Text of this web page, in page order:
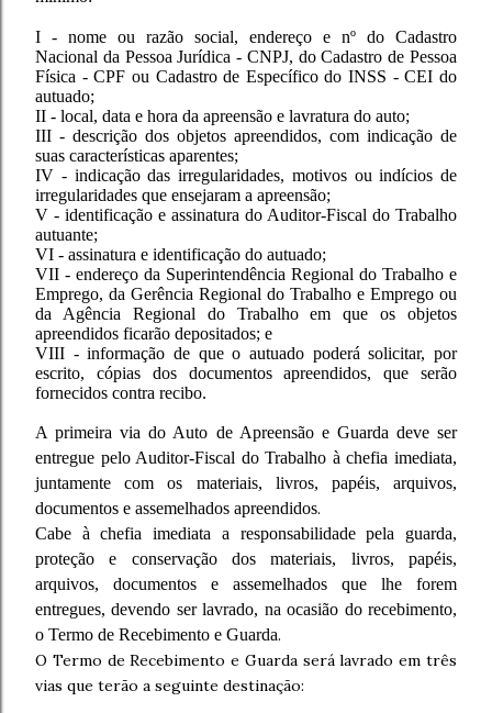
I - nome ou razão social, endereço e nº do Cadastro
Nacional da Pessoa Jurídica - CNPJ, do Cadastro de Pessoa
Física - CPF ou Cadastro de Específico do INSS - CEI do
autuado;
II - local, data e hora da apreensão e lavratura do auto;
III - descrição dos objetos apreendidos, com indicação de
suas características aparentes;
IV - indicação das irregularidades, motivos ou indícios de
irregularidades que ensejaram a apreensão;
V - identificação e assinatura do Auditor-Fiscal do Trabalho
autuante;
VI - assinatura e identificação do autuado;
VII - endereço da Superintendência Regional do Trabalho e
Emprego, da Gerência Regional do Trabalho e Emprego ou
da Agência Regional do Trabalho em que os objetos
apreendidos ficarão depositados; e
VIII - informação de que o autuado poderá solicitar, por
escrito, cópias dos documentos apreendidos, que serão
fornecidos contra recibo.
A primeira via do Auto de Apreensão e Guarda deve ser
entregue pelo Auditor-Fiscal do Trabalho à chefia imediata,
juntamente com os materiais, livros, papéis, arquivos,
documentos e assemelhados apreendidos.
Cabe à chefia imediata a responsabilidade pela guarda,
proteção e conservação dos materiais, livros, papéis,
arquivos, documentos e assemelhados que lhe forem
entregues, devendo ser lavrado, na ocasião do recebimento,
o Termo de Recebimento e Guarda.
O Termo de Recebimento e Guarda será lavrado em três
vias que terão a seguinte destinação: